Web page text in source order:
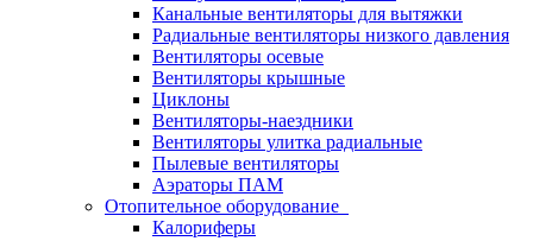
Канальные вентиляторы для вытяжки
Радиальные вентиляторы низкого давления
Вентиляторы осевые
Вентиляторы крышные
Циклоны
Вентиляторы-наездники
Вентиляторы улитка радиальные
Пылевые вентиляторы
Аэраторы ПАМ
Отопительное оборудование
Калориферы